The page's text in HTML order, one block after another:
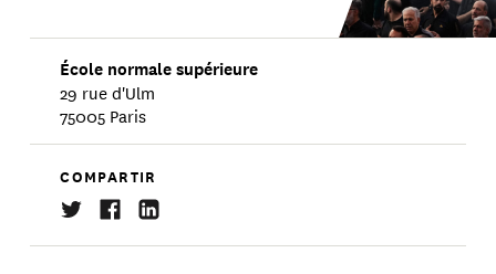
École normale supérieure
29 rue d'Ulm
75005 Paris
COMPARTIR